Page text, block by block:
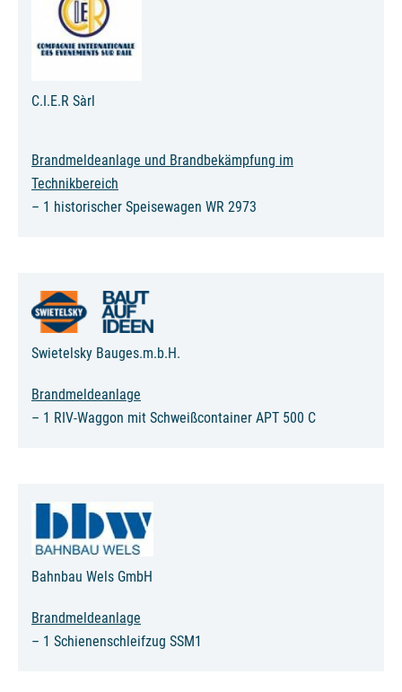
C.I.E.R Sàrl
Brandmeldeanlage und Brandbekämpfung im
Technikbereich
– 1 historischer Speisewagen WR 2973
Swietelsky Bauges.m.b.H.
Brandmeldeanlage
– 1 RIV-Waggon mit Schweißcontainer APT 500 C
Bahnbau Wels GmbH
Brandmeldeanlage
– 1 Schienenschleifzug SSM1